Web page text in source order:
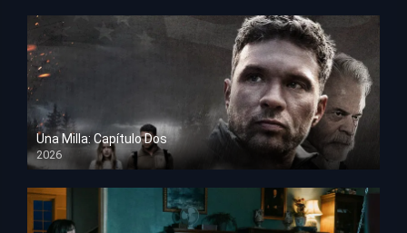
Una Milla: Capítulo Dos
2026
HD 1080p